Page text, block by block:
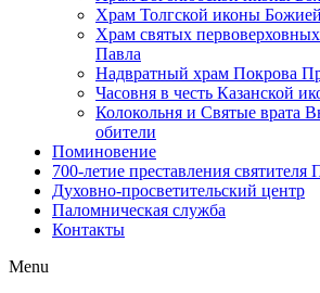
Храм Толгской иконы
Храм святых
Павла
Надвратный храм Покрова
Часовня в честь Казанской
Колокольня и Святые врата
обители
Поминовение
700-летие преставления святителя
Духовно-просветительский центр
Паломническая служба
Контакты
Menu